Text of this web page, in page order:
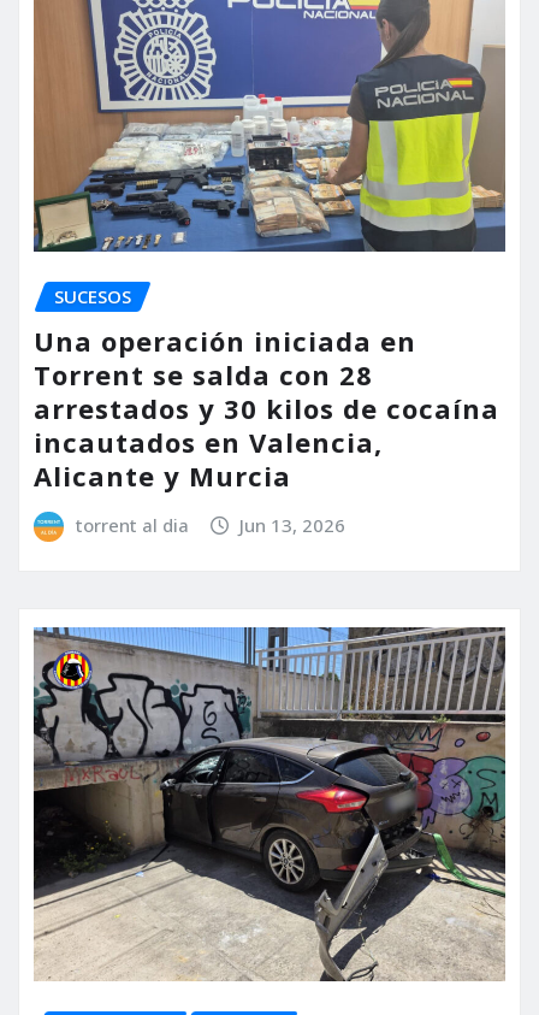
SUCESOS
Una operación iniciada en
Torrent se salda con 28
arrestados y 30 kilos de cocaína
incautados en Valencia,
Alicante y Murcia
torrent al dia Jun 13, 2026